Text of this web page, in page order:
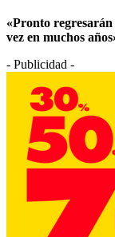
«Pronto
vez en muchos
- Publicidad -